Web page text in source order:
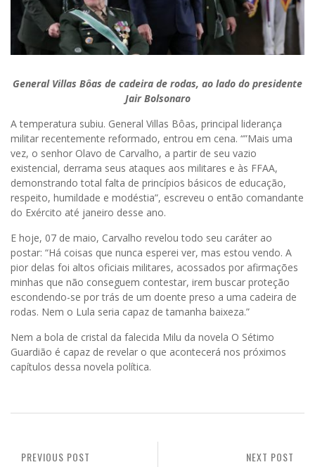
General Villas Bôas de cadeira de rodas, ao lado do presidente
Jair Bolsonaro
A temperatura subiu. General Villas Bôas, principal liderança
militar recentemente reformado, entrou em cena. “”Mais uma
vez, o senhor Olavo de Carvalho, a partir de seu vazio
existencial, derrama seus ataques aos militares e às FFAA,
demonstrando total falta de princípios básicos de educação,
respeito, humildade e modéstia”, escreveu o então comandante
do Exército até janeiro desse ano.
E hoje, 07 de maio, Carvalho revelou todo seu caráter ao
postar: “Há coisas que nunca esperei ver, mas estou vendo. A
pior delas foi altos oficiais militares, acossados por afirmações
minhas que não conseguem contestar, irem buscar proteção
escondendo-se por trás de um doente preso a uma cadeira de
rodas. Nem o Lula seria capaz de tamanha baixeza.”
Nem a bola de cristal da falecida Milu da novela O Sétimo
Guardião é capaz de revelar o que acontecerá nos próximos
capítulos dessa novela política.
NEXT POST
PREVIOUS POST